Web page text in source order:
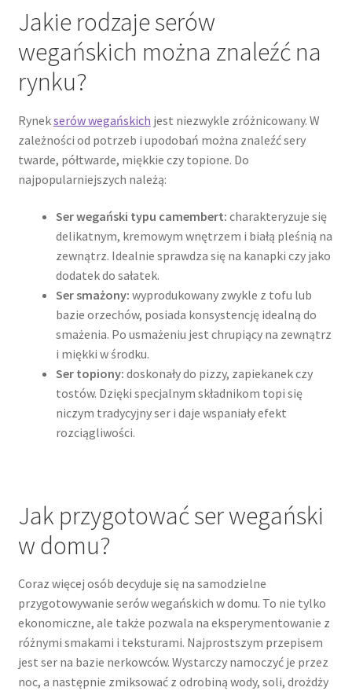
Jakie rodzaje serów
wegańskich można znaleźć na
rynku?
Rynekserów wegańskich jest niezwykle zróżnicowany. W
zależności od potrzeb i upodobań można znaleźć sery
twarde, półtwarde, miękkie czy topione. Do
najpopularniejszych należą:
Ser wegański typu camembert: charakteryzuje się
delikatnym, kremowym wnętrzem i białą pleśnią na
zewnątrz. Idealnie sprawdza się na kanapki czy jako
dodatek do sałatek.
Ser smażony: wyprodukowany zwykle z tofu lub
bazie orzechów, posiada konsystencję idealną do
smażenia. Po usmażeniu jest chrupiący na zewnątrz
i miękki w środku.
Ser topiony: doskonały do pizzy, zapiekanek czy
tostów. Dzięki specjalnym składnikom topi się
niczym tradycyjny ser i daje wspaniały efekt
rozciągliwości.
Jak przygotować ser wegański
w domu?
Coraz więcej osób decyduje się na samodzielne
przygotowywanie serów wegańskich w domu. To nie tylko
ekonomiczne, ale także pozwala na eksperymentowanie z
różnymi smakami i teksturami. Najprostszym przepisem
jest ser na bazie nerkowców. Wystarczy namoczyć je przez
noc, a następnie zmiksować z odrobiną wody, soli, drożdży